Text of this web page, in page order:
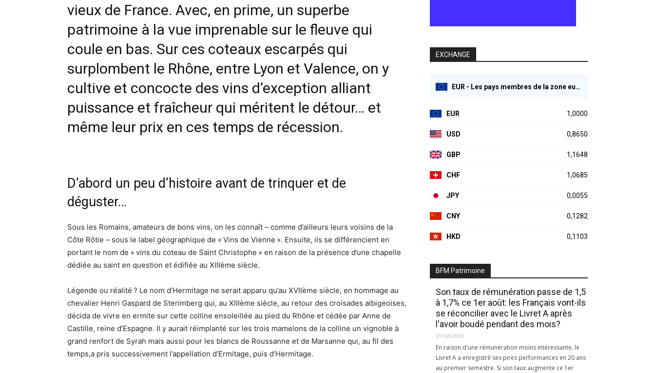
vieux de France. Avec, en prime, un superbe
patrimoine à la vue imprenable sur le fleuve qui
coule en bas. Sur ces coteaux escarpés qui
surplombent le Rhône, entre Lyon et Valence, on y
cultive et concocte des vins d’exception alliant
puissance et fraîcheur qui méritent le détour… et
même leur prix en ces temps de récession.
D’abord un peu d’histoire avant de trinquer et de
déguster…
Sous les Romains, amateurs de bons vins, on les connaît – comme d’ailleurs leurs voisins de la
Côte Rôtie – sous le label géographique de « Vins de Vienne ». Ensuite, ils se différencient en
portant le nom de « vins du coteau de Saint Christophe » en raison de la présence d’une chapelle
dédiée au saint en question et édifiée au XIIIème siècle.
Légende ou réalité ? Le nom d’Hermitage ne serait apparu qu’au XVIIème siècle, en hommage au
chevalier Henri Gaspard de Sterimberg qui, au XIIIème siècle, au retour des croisades albigeoises,
décida de vivre en ermite sur cette colline ensoleillée au pied du Rhône et cédée par Anne de
Castille, reine d’Espagne. Il y aurait réimplanté sur les trois mamelons de la colline un vignoble à
grand renfort de Syrah mais aussi pour les blancs de Roussanne et de Marsanne qui, au fil des
temps,a pris successivement l’appellation d’Ermitage, puis d’Hermitage.
EXCHANGE
EUR - Les pays membres de la zone euro
EUR 1,0000
USD 0,8650
GBP 1,1648
CHF 1,0685
JPY 0,0055
CNY 0,1282
HKD 0,1103
BFM Patrimoine
Son taux de rémunération passe de 1,5
à 1,7% ce 1er août: les Français vont-ils
se réconcilier avec le Livret A après
l'avoir boudé pendant des mois?
01/08/2026
En raison d'une rémunération moins intéressante, le
Livret A a enregistré ses pires performances en 20 ans
au premier semestre. Si son taux augmente ce 1er